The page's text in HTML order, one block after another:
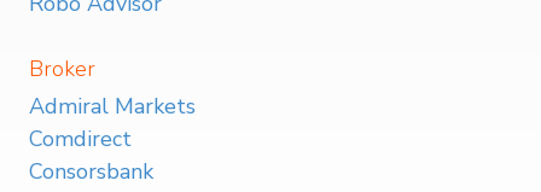
Broker
Admiral Markets
Comdirect
Consorsbank